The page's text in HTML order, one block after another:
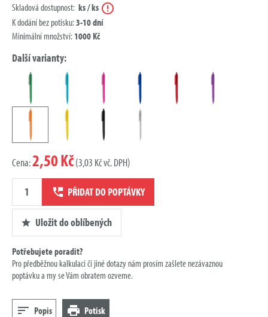
Skladová dostupnost: ks / ks
K dodání bez potisku:3-10 dní
Minimální množství:1000 Kč
Další varianty:
Cena:2,50 Kč(3,03 Kč vč. DPH)
Množství
poptávky
PŘIDAT DO POPTÁVKY
Uložit do oblíbených
Potřebujete poradit?
Pro předběžnou kalkulaci či jiné dotazy nám prosím zašlete nezávaznou
poptávku a my se Vám obratem ozveme.
Popis Potisk